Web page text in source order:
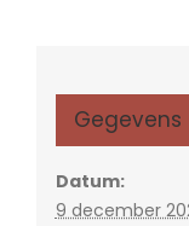
Gegevens
Datum:
9 december